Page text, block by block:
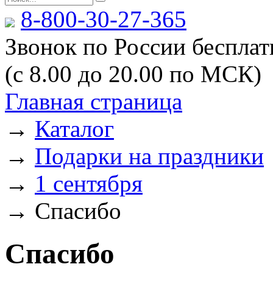
8-800-30-27-365
Звонок по России
(с 8.00 до 20.00 по МСК)
Главная страница
→ Каталог
→ Подарки на праздники
→ 1 сентября
→ Спасибо
Спасибо